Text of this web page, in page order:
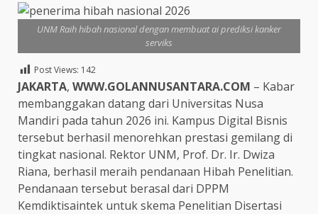
UNM Raih hibah nasional dengan membuat ai prediksi kanker
serviks
Post Views: 142
JAKARTA, WWW.GOLANNUSANTARA.COM – Kabar
membanggakan datang dari Universitas Nusa
Mandiri pada tahun 2026 ini. Kampus Digital Bisnis
tersebut berhasil menorehkan prestasi gemilang di
tingkat nasional. Rektor UNM, Prof. Dr. Ir. Dwiza
Riana, berhasil meraih pendanaan Hibah Penelitian.
Pendanaan tersebut berasal dari DPPM
Kemdiktisaintek untuk skema Penelitian Disertasi